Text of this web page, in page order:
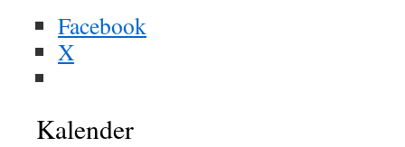
Facebook
X
Kalender